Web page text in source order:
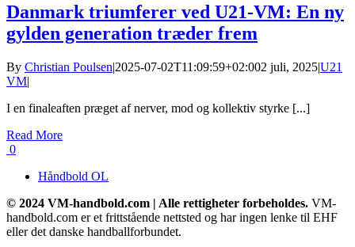
Danmark triumferer ved U21-VM: En ny
gylden generation træder frem
By Christian Poulsen|2025-07-02T11:09:59+02:002 juli, 2025|U21
VM|
I en finaleaften præget af nerver, mod og kollektiv styrke [...]
Read More
0
Håndbold OL
© 2024 VM-handbold.com | Alle rettigheter forbeholdes. VM-
handbold.com er et frittstående nettsted og har ingen lenke til EHF
eller det danske handballforbundet.